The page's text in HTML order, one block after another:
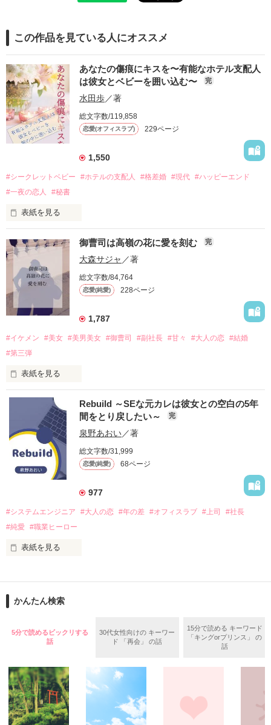
この作品を見ている人にオススメ
あなたの傷痕にキスを〜有能なホテル支配人
は彼女とベビーを囲い込む〜
完
水田歩／著
総文字数/119,858
恋愛(オフィスラブ) 229ページ
1,550
#シークレットベビー #ホテルの支配人 #格差婚 #現代 #ハッピーエンド
#一夜の恋人
#秘書
表紙を見る
・自著名乗り禁止
・AI学習禁止
・無断転載禁止
・裁定制度に基づく利用は承諾しない
💐🌸 💐🌸 💐🌸 💐🌸 💐🌸
岡安　里穂（27）
ホテル彩皇の客室係
深沢　慎吾（32）
ホテル彩皇の支配人
エスタークホテルチェーンから出向中
ハロウィンの日、二人は恋に落ちた。
二年後、シングルマザーとなった里穂は支配人として出向して
きた慎吾と再会する。
2023/05/04 うわっ、とうとう1位！初めてです、ありがとうご
皆様のおかげです(//∇//)
ひとこと感想、とっても励みになります（╹◡╹）♡
『CEOは溺愛妻を杜に隠してる』の護孝の秘書、慎吾と恋人の
御曹司は高嶺の花に愛を刻む 完
大森サジャ ／著
総文字数/84,764
恋愛(純愛) 228ページ
1,787
#イケメン #美女 #美男美女 #御曹司 #副社長 #甘々 #大人の恋 #結婚
#第三弾
表紙を見る
イケメンシリーズ第三弾
※単作でもたぶんお楽しみ頂けますが、
前作から順に読んでいただければ
より一層楽しめると思います。
第一弾　神楽純平の弟のお話です。
大手ゼネコン神楽コーポレーション
神楽　陽平（かぐら　ようへい）
×
住宅部門　デザイン部　　26歳
そんな事出来るのかと頭を悩ませるが
入社早々、高嶺の花と噂される
幼い頃、イケメンな父親が他に女をつくり
自分と母を捨てた事により
見た目を武器に寄り付く男を警戒する菜由
Rebuild ～SEな元カレは彼女との空白の5年
間をとり戻したい～
完
泉野あおい／著
総文字数/31,999
恋愛(純愛) 68ページ
977
#システムエンジニア #大人の恋 #年の差 #オフィスラブ #上司
#社長
#純愛 #職業ヒーロー
表紙を見る
「今、誰かと付き合ってるのか？」
聞くのはショックだな」
仕事では決して見せない、眉が少し下がった顔に胸がぎゅっ
彼の言う通り、5年は大きい。
彼を忘れるには十分な時間だったはずだ。
「俺は雫を取り戻しに来たんだ」
かんたん検索
5分で読めるビックリする
話
30代女性向けの キーワー
ド 「再会」 の話
15分で読める キーワード
「キングorプリンス」 の
話